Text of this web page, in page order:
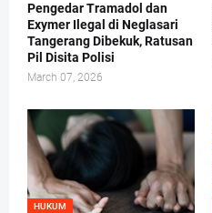
Pengedar Tramadol dan
Exymer Ilegal di Neglasari
Tangerang Dibekuk, Ratusan
Pil Disita Polisi
March 07, 2026
HUKUM